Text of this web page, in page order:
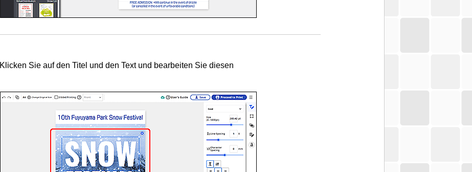
Klicken Sie auf den Titel und den Text und bearbeiten Sie diesen